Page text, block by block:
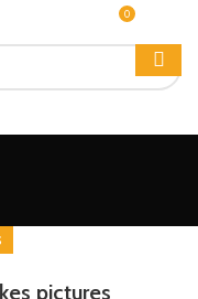
0
pictures